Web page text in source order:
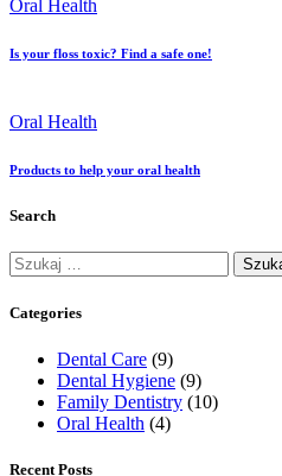
Oral Health
Is your floss toxic? Find a safe one!
Oral Health
Products to help your oral health
Search
Szukaj:
Categories
Dental Care (9)
Dental Hygiene (9)
Family Dentistry (10)
Oral Health (4)
Recent Posts